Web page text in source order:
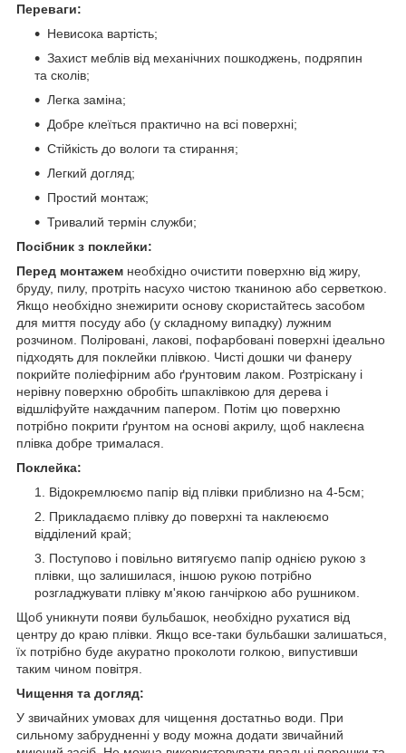
Переваги:
Невисока вартість;
Захист меблів від механічних пошкоджень, подряпин
та сколів;
Легка заміна;
Добре клеїться практично на всі поверхні;
Стійкість до вологи та стирання;
Легкий догляд;
Простий монтаж;
Тривалий термін служби;
Посібник з поклейки:
Перед монтажем необхідно очистити поверхню від жиру,
бруду, пилу, протріть насухо чистою тканиною або серветкою.
Якщо необхідно знежирити основу скористайтесь засобом
для миття посуду або (у складному випадку) лужним
розчином. Поліровані, лакові, пофарбовані поверхні ідеально
підходять для поклейки плівкою. Чисті дошки чи фанеру
покрийте поліефірним або ґрунтовим лаком. Розтріскану і
нерівну поверхню обробіть шпаклівкою для дерева і
відшліфуйте наждачним папером. Потім цю поверхню
потрібно покрити ґрунтом на основі акрилу, щоб наклеєна
плівка добре трималася.
Поклейка:
Відокремлюємо папір від плівки приблизно на 4-5см;
Прикладаємо плівку до поверхні та наклеюємо
відділений край;
Поступово і повільно витягуємо папір однією рукою з
плівки, що залишилася, іншою рукою потрібно
розгладжувати плівку м'якою ганчіркою або рушником.
Щоб уникнути появи бульбашок, необхідно рухатися від
центру до краю плівки. Якщо все-таки бульбашки залишаться,
їх потрібно буде акуратно проколоти голкою, випустивши
таким чином повітря.
Чищення та догляд:
У звичайних умовах для чищення достатньо води. При
сильному забрудненні у воду можна додати звичайний